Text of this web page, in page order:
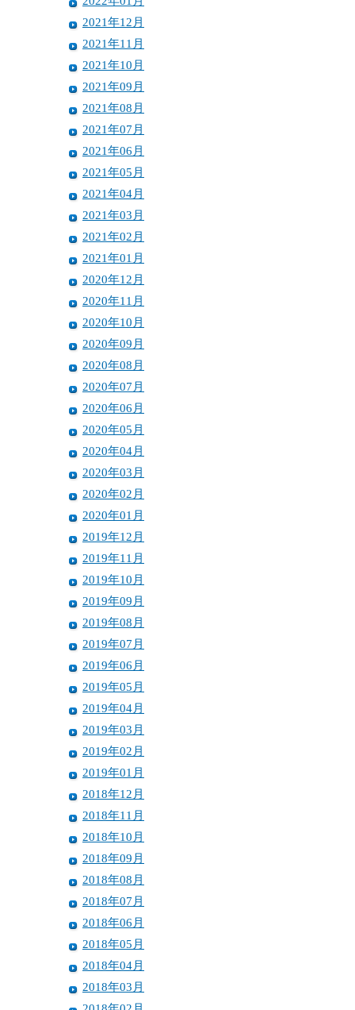
2021年12月
2021年11月
2021年10月
2021年09月
2021年08月
2021年07月
2021年06月
2021年05月
2021年04月
2021年03月
2021年02月
2021年01月
2020年12月
2020年11月
2020年10月
2020年09月
2020年08月
2020年07月
2020年06月
2020年05月
2020年04月
2020年03月
2020年02月
2020年01月
2019年12月
2019年11月
2019年10月
2019年09月
2019年08月
2019年07月
2019年06月
2019年05月
2019年04月
2019年03月
2019年02月
2019年01月
2018年12月
2018年11月
2018年10月
2018年09月
2018年08月
2018年07月
2018年06月
2018年05月
2018年04月
2018年03月